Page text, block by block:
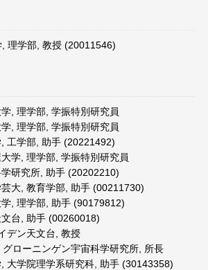
理学部, 教授 (20011546)
, 理学部, 学振特別研究員
, 理学部, 学振特別研究員
工学部, 助手 (20221492)
学, 理学部, 学振特別研究員
研究所, 助手 (20202210)
大, 教育学部, 助手 (00211730)
, 理学部, 助手 (90179812)
台, 助手 (00260018)
デン天文台, 教授
ローニンゲン宇宙科学研究所, 所長
大学院理学系研究科, 助手 (30143358)